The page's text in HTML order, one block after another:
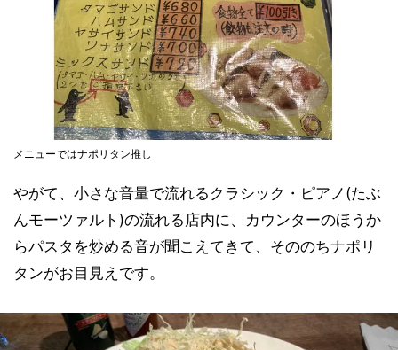
メニューではナポリタン推し
やがて、小さな音量で流れるクラシック・ピアノ(たぶ
んモーツァルト)の流れる店内に、カウンターのほうか
らパスタを炒める音が聞こえてきて、そののちナポリ
タンがお目見えです。